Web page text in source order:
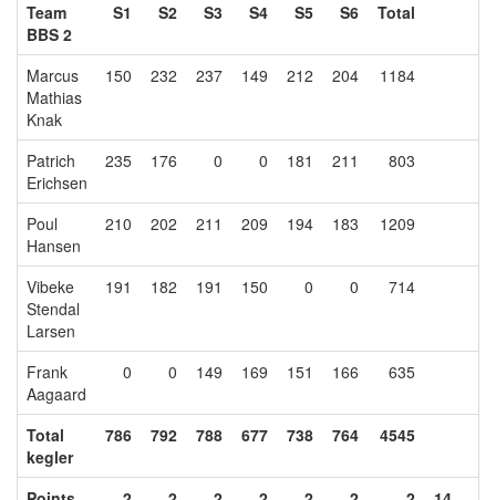
Team
BBS 2
S1 S2 S3 S4 S5 S6 Total
Marcus
Mathias
Knak
150 232 237 149 212 204 1184
Patrich
Erichsen
235 176 0 0 181 211 803
Poul
Hansen
210 202 211 209 194 183 1209
Vibeke
Stendal
Larsen
191 182 191 150 0 0 714
Frank
Aagaard
0 0 149 169 151 166 635
Total
kegler
786 792 788 677 738 764 4545